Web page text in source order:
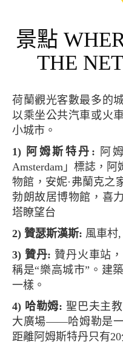
景點 WHERE TO VISIT IN
THE
荷蘭觀光客數最多的城市是首都阿姆斯特丹。您可
以乘坐公共汽車或火
小城市。
1) 阿姆斯特丹: 阿
Amsterdam」標誌，
物館，安妮·弗蘭克之
勃朗故居博物館，喜
塔瞭望台
2) 贊瑟斯漢斯: 風車村
3) 贊丹: 贊丹火車站
稱是“樂高城市”。建
一樣。
4) 哈勒姆: 聖巴夫主
大廣場——哈姆勒是一
距離阿姆斯特丹只有